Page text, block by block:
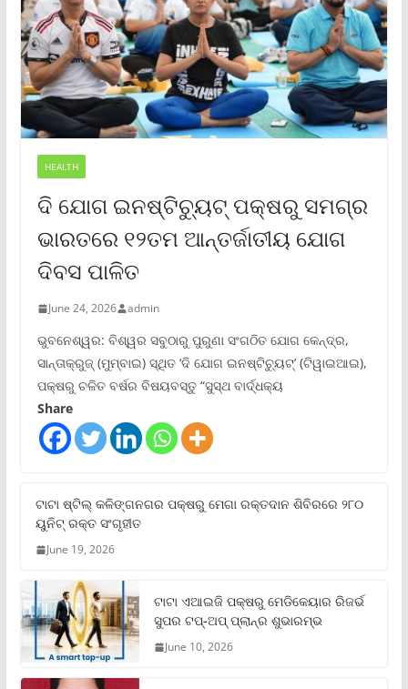
HEALTH
ଦି ଯୋଗ ଇନଷ୍ଟିଚ୍ୟୁଟ୍ ପକ୍ଷରୁ ସମଗ୍ର
ଭାରତରେ ୧୨ତମ ଆନ୍ତର୍ଜାତୀୟ ଯୋଗ
ଦିବସ ପାଳିତ
June 24, 2026 admin
ଭୁବନେଶ୍ୱର: ବିଶ୍ୱର ସବୁଠାରୁ ପୁରୁଣା ସଂଗଠିତ ଯୋଗ କେନ୍ଦ୍ର,
ସାନ୍ତାକ୍ରୁଜ୍ (ମୁମ୍ବାଇ) ସ୍ଥିତ ‘ଦି ଯୋଗ ଇନଷ୍ଟିଚ୍ୟୁଟ୍‌’ (ଟିୱାଇଆଇ),
ପକ୍ଷରୁ ଚଳିତ ବର୍ଷର ବିଷୟବସ୍ତୁ “ସୁସ୍ଥ ବାର୍ଦ୍ଧକ୍ୟ
Share
ଟାଟା ଷ୍ଟିଲ୍‌ କଳିଙ୍ଗନଗର ପକ୍ଷରୁ ମେଗା ରକ୍ତଦାନ ଶିବିରରେ ୨୮୦
ୟୁନିଟ୍‌ ରକ୍ତ ସଂଗୃହୀତ
June 19, 2026
ଟାଟା ଏଆଇଜି ପକ୍ଷରୁ ମେଡିକେୟାର ରିଜର୍ଭ
ସୁପର ଟପ୍‌-ଅପ୍ ପ୍ଲାନ୍‌ର ଶୁଭାରମ୍ଭ
June 10, 2026